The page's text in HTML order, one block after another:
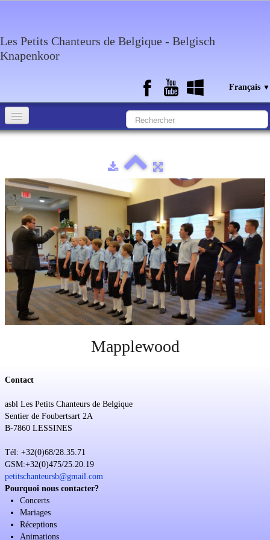
Les Petits Chanteurs de Belgique - Belgisch
Knapenkoor
Français ▼
Medias
Agenda
Discographie
Contact
Soutien
Sponsoring
Mapplewood
Contact
asbl Les Petits Chanteurs de Belgique
Sentier de Foubertsart 2A
B-7860 LESSINES
Tél: +32(0)68/28.35.71
GSM:+32(0)475/25.20.19
petitschanteursb@gmail.com
Pourquoi nous contacter?
Concerts
Mariages
Réceptions
Animations